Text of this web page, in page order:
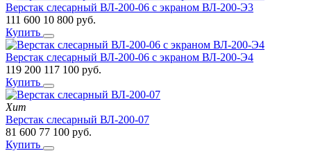
Верстак слесарный ВЛ-200-06 с экраном ВЛ-200-Э3
111 600 10 800 руб.
Купить
Верстак слесарный ВЛ-200-06 с экраном ВЛ-200-Э4
119 200 117 100 руб.
Купить
Хит
Верстак слесарный ВЛ-200-07
81 600 77 100 руб.
Купить